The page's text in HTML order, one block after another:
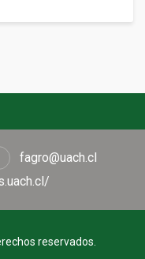
fagro@uach.cl
reservados.